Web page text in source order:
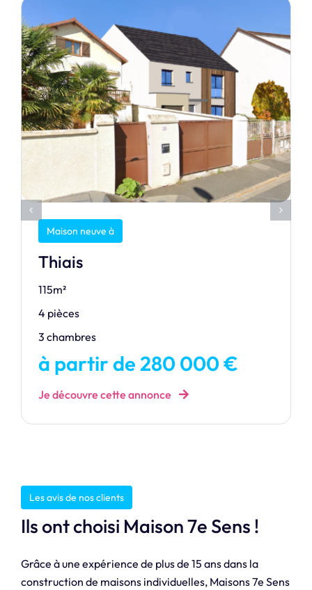
Maison neuve à
Thiais
115m²
4 pièces
3 chambres
à partir de 280 000 €
Je découvre cette annonce
Les avis de nos clients
Ils ont choisi Maison 7e Sens !
Grâce à une expérience de plus de 15 ans dans la
construction de maisons individuelles, Maisons 7e Sens